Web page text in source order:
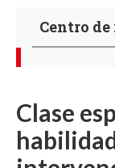
Centro
Clase